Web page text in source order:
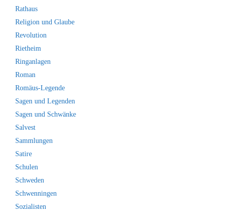
Rathaus
Religion und Glaube
Revolution
Rietheim
Ringanlagen
Roman
Romäus-Legende
Sagen und Legenden
Sagen und Schwänke
Salvest
Sammlungen
Satire
Schulen
Schweden
Schwenningen
Sozialisten